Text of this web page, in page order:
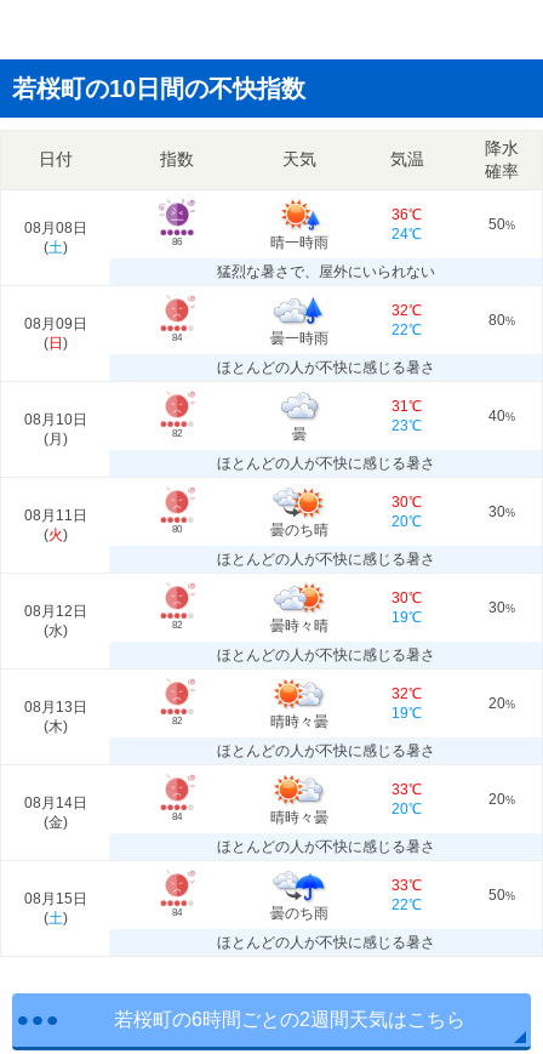
若桜町の10日間の不快指数
日付 指数 天気 気温
降水
確率
08月08日
(土) 86 晴一時雨
36℃
24℃
50%
猛烈な暑さで、屋外にいられない
08月09日
(日 ) 84 曇一時雨
32℃
22℃
80%
ほとんどの人が不快に感じる暑さ
08月10日
(月 ) 82 曇
31℃
23℃
40%
ほとんどの人が不快に感じる暑さ
08月11日
(火) 80 曇のち晴
30℃
20℃
30%
ほとんどの人が不快に感じる暑さ
08月12日
(水) 82 曇時々晴
30℃
19℃
30%
ほとんどの人が不快に感じる暑さ
08月13日
(木) 82 晴時々曇
32℃
19℃
20%
ほとんどの人が不快に感じる暑さ
08月14日
(金) 84 晴時々曇
33℃
20℃
20%
ほとんどの人が不快に感じる暑さ
08月15日
(土) 84 曇のち雨
33℃
22℃
50%
ほとんどの人が不快に感じる暑さ
若桜町の6時間ごとの2週間天気はこちら